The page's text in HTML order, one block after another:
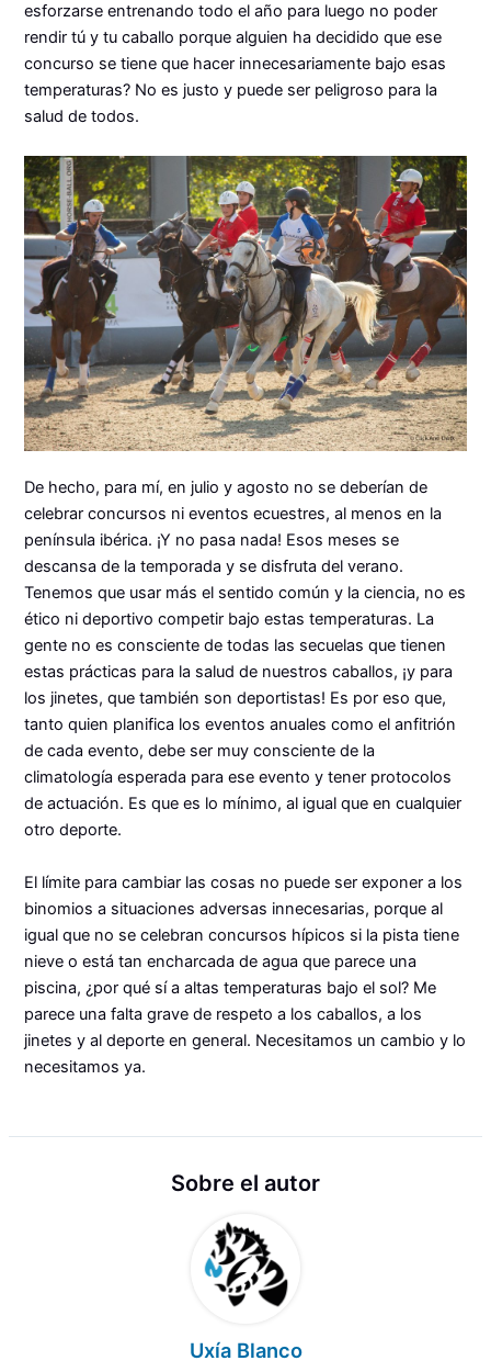
esforzarse entrenando todo el año para luego no poder
rendir tú y tu caballo porque alguien ha decidido que ese
concurso se tiene que hacer innecesariamente bajo esas
temperaturas? No es justo y puede ser peligroso para la
salud de todos.
De hecho, para mí, en julio y agosto no se deberían de
celebrar concursos ni eventos ecuestres, al menos en la
península ibérica. ¡Y no pasa nada! Esos meses se
descansa de la temporada y se disfruta del verano.
Tenemos que usar más el sentido común y la ciencia, no es
ético ni deportivo competir bajo estas temperaturas. La
gente no es consciente de todas las secuelas que tienen
estas prácticas para la salud de nuestros caballos, ¡y para
los jinetes, que también son deportistas! Es por eso que,
tanto quien planifica los eventos anuales como el anfitrión
de cada evento, debe ser muy consciente de la
climatología esperada para ese evento y tener protocolos
de actuación. Es que es lo mínimo, al igual que en cualquier
otro deporte.
El límite para cambiar las cosas no puede ser exponer a los
binomios a situaciones adversas innecesarias, porque al
igual que no se celebran concursos hípicos si la pista tiene
nieve o está tan encharcada de agua que parece una
piscina, ¿por qué sí a altas temperaturas bajo el sol? Me
parece una falta grave de respeto a los caballos, a los
jinetes y al deporte en general. Necesitamos un cambio y lo
necesitamos ya.
Sobre el autor
Uxía Blanco